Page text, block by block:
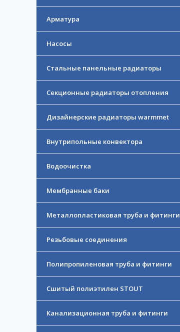
Арматура
Насосы
Стальные панельные радиаторы
Секционные радиаторы отопления
Дизайнерские радиаторы warmmet
Внутрипольные конвектора
Водоочистка
Мембранные баки
Металлопластиковая труба и фитинги
Резьбовые соединения
Полипропиленовая труба и фитинги
Сшитый полиэтилен STOUT
Канализационная труба и фитинги